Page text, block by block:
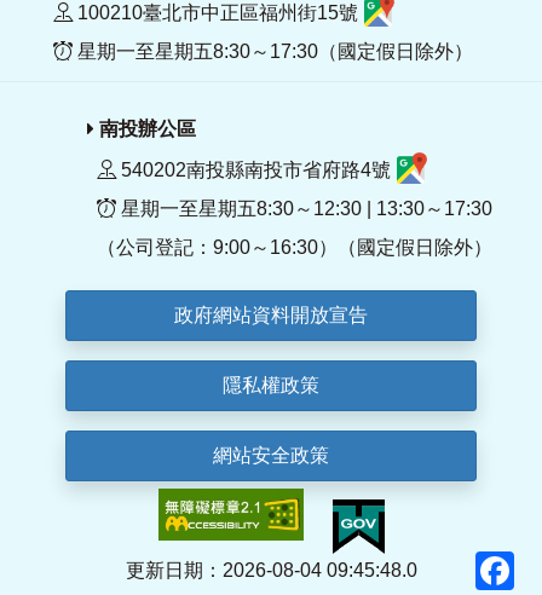
100210臺北市中正區福州街15號
星期一至星期五8:30～17:30（國定假日除外）
南投辦公區
540202南投縣南投市省府路4號
星期一至星期五8:30～12:30 | 13:30～17:30
（公司登記：9:00～16:30）（國定假日除外）
政府網站資料開放宣告
隱私權政策
網站安全政策
更新日期：2026-08-04 09:45:48.0